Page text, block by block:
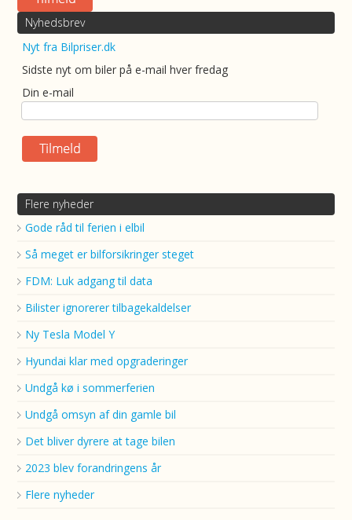
Nyhedsbrev
Nyt fra Bilpriser.dk
Sidste nyt om biler på e-mail hver fredag
Din e-mail
Flere nyheder
Gode råd til ferien i elbil
Så meget er bilforsikringer steget
FDM: Luk adgang til data
Bilister ignorerer tilbagekaldelser
Ny Tesla Model Y
Hyundai klar med opgraderinger
Undgå kø i sommerferien
Undgå omsyn af din gamle bil
Det bliver dyrere at tage bilen
2023 blev forandringens år
Flere nyheder